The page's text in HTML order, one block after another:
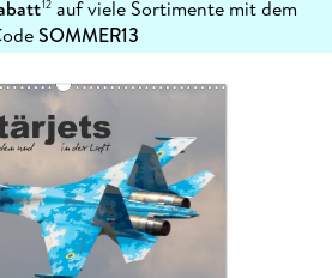
12auf viele Sortimente mit dem
SOMMER13